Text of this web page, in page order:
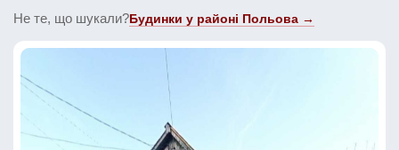
Не те, що шукали?Будинки у районі Польова →